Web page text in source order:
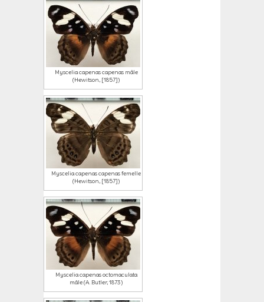
Myscelia capenas capenas mâle
(Hewitson, [1857])
Myscelia capenas capenas femelle
(Hewitson, [1857])
Myscelia capenas octomaculata
mâle (A. Butler, 1873)